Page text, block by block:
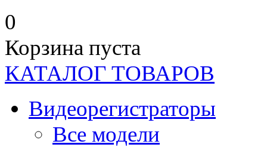
0
Корзина пуста
КАТАЛОГ ТОВАРОВ
Видеорегистраторы
Все модели